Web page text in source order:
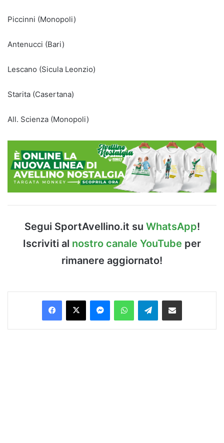
Piccinni (Monopoli)
Antenucci (Bari)
Lescano (Sicula Leonzio)
Starita (Casertana)
All. Scienza (Monopoli)
Segui SportAvellino.it su WhatsApp!
Iscriviti al nostro canale YouTube per
rimanere aggiornato!
Facebook
X MessengerWhatsAppTelegramCondividi via Email